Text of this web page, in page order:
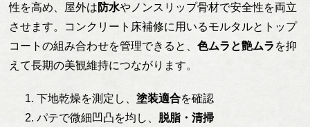
性を高め、屋外は 防水やノンスリップ骨材で安全性を両立
させます。コンクリート床補修に用いるモルタルとトップ
コートの組み合わせを管理できると、色ムラと艶ムラ を抑
えて長期の美観維持につながります。
下地乾燥を測定し、塗装適合を確認
パテで微細凹凸を均し、 脱脂・清掃